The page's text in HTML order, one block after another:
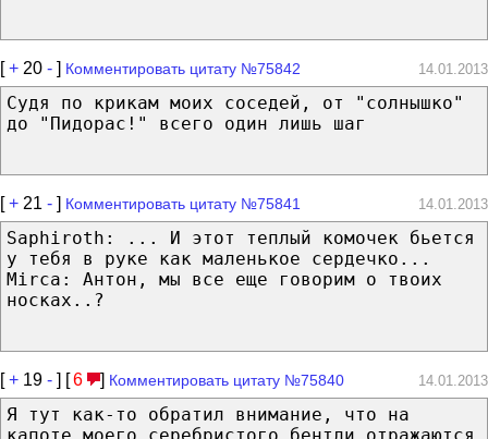
[+ 20 - ] Комментировать цитату №75842 14.01.2013
Судя по крикам моих соседей, от "солнышко"
до "Пидорас!" всего один лишь шаг
[+ 21 - ] Комментировать цитату №75841 14.01.2013
Saphiroth: ... И этот теплый комочек бьется
у тебя в руке как маленькое сердечко...
Mirca: Антон, мы все еще говорим о твоих
носках..?
[+ 19 - ] [6 ] Комментировать цитату №75840 14.01.2013
Я тут как-то обратил внимание, что на
капоте моего серебристого бентли отражаются